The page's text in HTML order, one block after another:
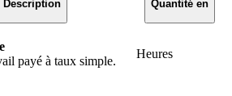
Description Quantité en
payé à taux simple.
Heures